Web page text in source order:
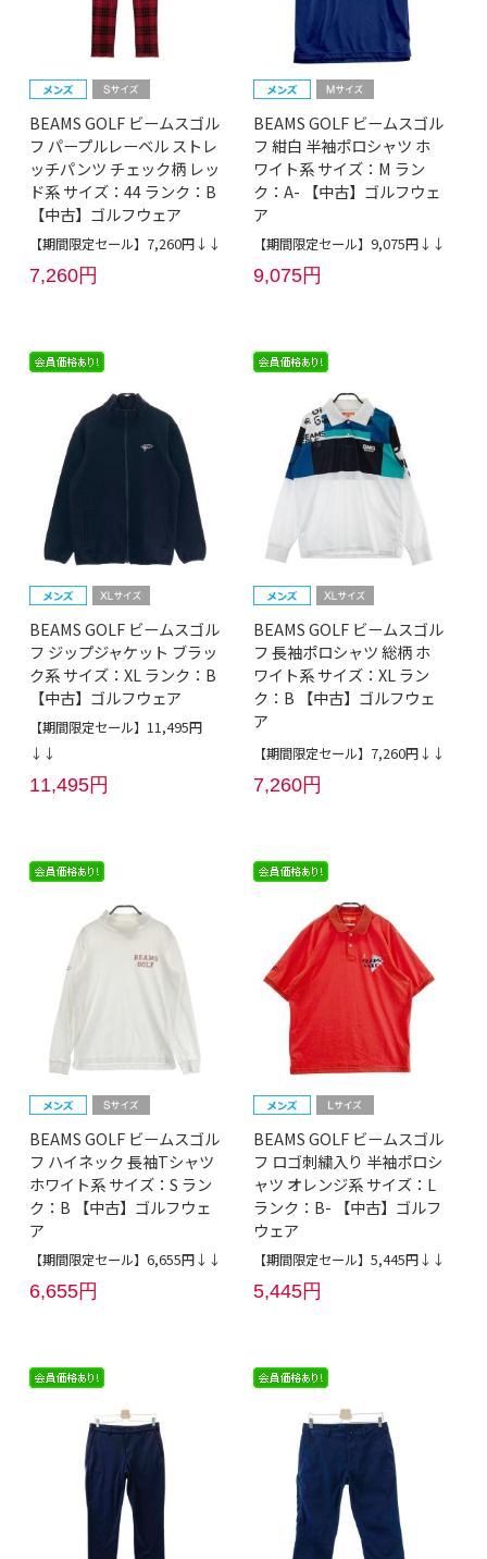
BEAMS GOLF ビームスゴル
フ パープルレーベル ストレ
ッチパンツ チェック柄 レッ
ド系 サイズ：44 ランク：B
【中古】ゴルフウェア
【期間限定セール】7,260円↓↓
7,260円
BEAMS GOLF ビームスゴル
フ 紺白 半袖ポロシャツ ホ
ワイト系 サイズ：M ラン
ク：A- 【中古】ゴルフウェ
ア
【期間限定セール】9,075円↓↓
9,075円
BEAMS GOLF ビームスゴル
フ ジップジャケット ブラッ
ク系 サイズ：XL ランク：B
【中古】ゴルフウェア
【期間限定セール】11,495円
↓↓
11,495円
BEAMS GOLF ビームスゴル
フ 長袖ポロシャツ 総柄 ホ
ワイト系 サイズ：XL ラン
ク：B 【中古】ゴルフウェ
ア
【期間限定セール】7,260円↓↓
7,260円
BEAMS GOLF ビームスゴル
フ ハイネック 長袖Tシャツ
ホワイト系 サイズ：S ラン
ク：B 【中古】ゴルフウェ
ア
【期間限定セール】6,655円↓↓
6,655円
BEAMS GOLF ビームスゴル
フ ロゴ刺繍入り 半袖ポロシ
ャツ オレンジ系 サイズ：L
ランク：B- 【中古】ゴルフ
ウェア
【期間限定セール】5,445円↓↓
5,445円